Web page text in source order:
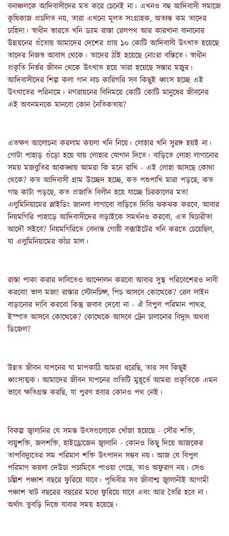
বনাঞ্চলকে আদিবাসীদের মত করে চেনেই না। এখনও বহু আদিবাসী সমাজে
কৃষিকাজ প্রচলিত নয়, তারা এখনো মূলত সংগ্রাহক, অত্যন্ত কম তাদের
চাহিদা। স্বাধীন ভারতে খনি ড্যাম রাস্তা রেলপথ আর কারখানা বানানোর
উন্নয়নের গুঁতোয় আমাদের দেশের প্রায় ১০ কোটি আদিবাসী উৎখাত হয়েছে
তাদের নিজস্ব আবাস থেকে। তাদের ঠাঁই হয়েছে নোংরা বস্তিতে। স্বাধীন
প্রকৃতি নির্ভর জীবন থেকে উৎখাত হয়ে তারা হয়েছে সস্তার মজুর।
আদিবাসীদের শিল্প কলা গান নাচ কারিগরি সব কিছুই ধ্বংস হচ্ছে এই
উৎখাতের পরিনামে। নগরায়নের বিনিময়ে কোটি কোটি মানুষের জীবনের
এই অবনমনকে মানবো কোন নৈতিকতায়?
এতক্ষণ আলোচনা করলাম কয়লা খনি নিয়ে। লোহার খনি সুরঙ্গ হয়ই না।
গোটা পাহাড় গুঁড়ো হয়ে যায় লোহার যোগান দিতে। বাড়িতে লোহা লাগানোর
সময় মজবুতির আকঙ্খায় আমরা কি মনে রাখি - এই লোহা আসছে কোথা
থেকে? কত আদিবাসী গ্রাম উচ্ছেদ হচ্ছে, কত পশুপাখি মারা পড়ছে, কত
গাছ কাটা পড়ছে, কত প্রজাতি বিলীন হয়ে যাচ্ছে চিরকালের মত!
এলুমিনিয়ামের স্লাইডিং জানলা লাগাবো বাড়িতে দিব্যি ঝকঝক করবে, আবার
নিয়মগিরি পাহাড়ে আদিবাসীদের লড়াইকে সমর্থনও করবো, এত দ্বিচারীতা
আদৌ সইবে? নিয়মগিরিতে বেদান্ত গোষ্ঠী বক্সাইটের খনি করতে চেয়েছিল,
যা এলুমিনিয়ামের কাঁচা মাল।
রাস্তা পাকা করার দাবিতেও আন্দোলন করবো আবার সুস্থ পরিবেশেরও দাবী
করবো! ভাল মজা! রাস্তার স্টোনচিপ্স, পিচ আসবে কোত্থেকে? রেল লাইন
বাড়ানোর দাবি করবো কিন্তু জবাব দেবো না - ঐ বিপুল পরিমান পাথর,
ইস্পাত আসবে কোত্থেকে? কোত্থেকে আসবে ট্রেন চালানোর বিদ্যুৎ অথবা
ডিজেল?
উন্নত জীবন যাপনের যা মাপকাঠি আমরা ধরেছি, তার সব কিছুই
ধ্বংসাত্মক। আমাদের জীবন যাপনের প্রতিটি মুহূর্তে আমরা প্রকৃতিকে এমন
ভাবে ক্ষতিগ্রস্ত করছি, যা পুরণ হবার কোনও পথ নেই।
বিকল্প জ্বালানির যে সমস্ত উৎসগুলোকে খোঁজা হয়েছে - সৌর শক্তি,
বায়ুশক্তি, জলশক্তি, হাইড্রোজেন জ্বালানি - কোনও কিছু দিয়ে আজকের
তাপবিদ্যুতের সম পরিমাণ শক্তি উৎপাদন সম্ভব নয়। আজ যে বিপুল
পরিমাণ কয়লা দেউচা পচামিতে পাওয়া গেছে, তাও অফুরাণ নয়। সেও
চল্লিশ পঞ্চাশ বছরে ফুরিয়ে যাবে। পৃথিবীর সব জীবাশ্ম জ্বালানীই আগামী
পঞ্চাশ ষাট বছরের বছরের মধ্যে ফুরিয়ে যাবে এবং আর তৈরি হবে না।
অর্থাৎ তুবড়ি নিভে যাবার সময় হয়েছে।